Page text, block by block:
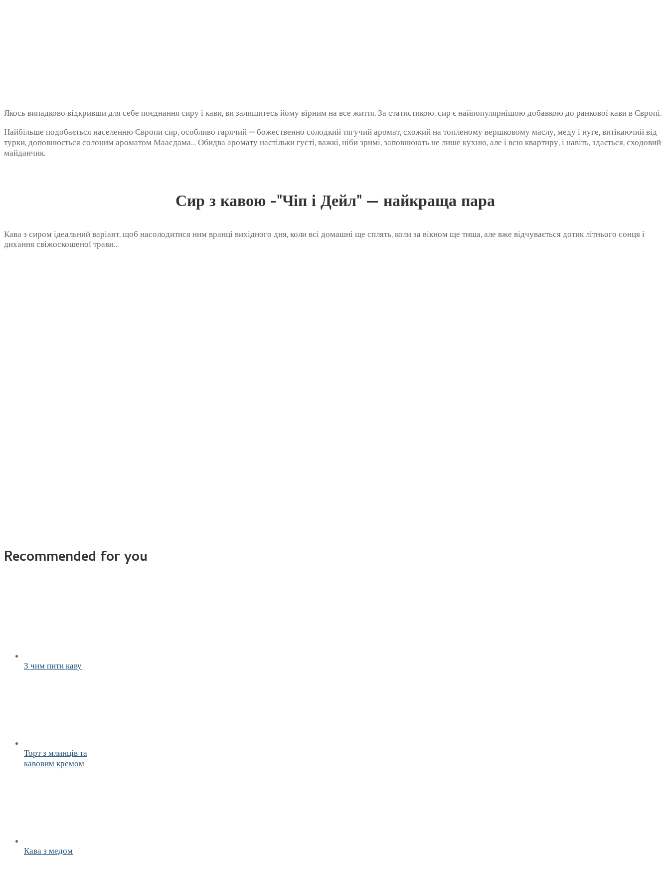
Якось випадково відкривши для себе поєднання сиру і кави, ви залишитесь йому вірним на все життя. За статистикою, сир є найпопулярнішою добавкою до ранкової кави в Європі.
Найбільше подобається населенню Європи сир, особливо гарячий — божественно солодкий тягучий аромат, схожий на топленому вершковому маслу, меду і нуге, витікаючий від
турки, доповнюється солоним ароматом Маасдама… Обидва аромату настільки густі, важкі, ніби зримі, заповнюють не лише кухню, але і всю квартиру, і навіть, здається, сходовий
майданчик.
Сир з кавою -"Чіп і Дейл" — найкраща пара
Кава з сиром ідеальний варіант, щоб насолодитися ним вранці вихідного дня, коли всі домашні ще сплять, коли за вікном ще тиша, але вже відчувається дотик літнього сонця і
дихання свіжоскошеної трави…
Recommended for you
З чим пити каву
Торт з млинців та
кавовим кремом
Кава з медом